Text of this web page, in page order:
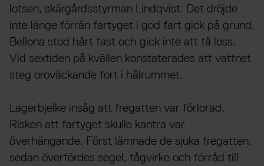
lotsen, skärgårdsstyrman Lindqvist. Det dröjde
inte länge förrän fartyget i god fart gick på grund.
Bellona stod hårt fast och gick inte att få loss.
Vid sextiden på kvällen konstaterades att vattnet
steg oroväckande fort i hålrummet.
Lagerbjelke insåg att fregatten var förlorad.
Risken att fartyget skulle kantra var
överhängande. Först lämnade de sjuka fregatten,
sedan överfördes segel, tågvirke och förråd till